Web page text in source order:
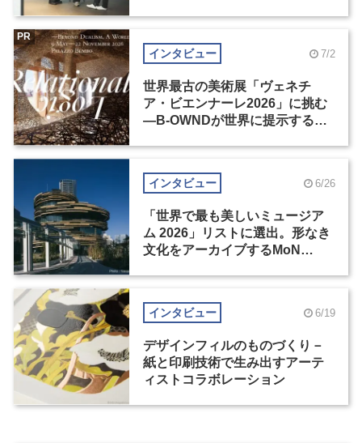
インタビュー 7/2
世界最古の美術展「ヴェネチ
ア・ビエンナーレ2026」に挑む
―B-OWNDが世界に提示する美
PR
インタビュー 6/26
「世界で最も美しいミュージア
ム 2026」リストに選出。形なき
文化をアーカイブするMoN
インタビュー 6/19
デザインフィルのものづくり－
紙と印刷技術で生み出すアーテ
ィストコラボレーション